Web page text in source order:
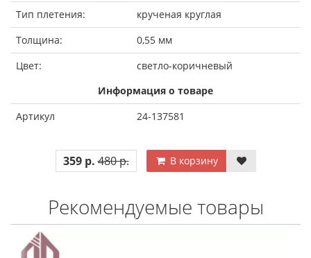
Тип плетения:
крученая круглая
Толщина:
0,55 мм
Цвет:
светло-коричневый
Информация о товаре
Артикул
24-137581
359 р. 480 р. В корзину
Рекомендуемые товары